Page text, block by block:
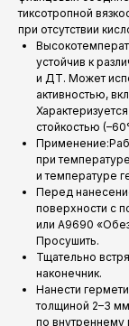
тиксотропной
при отсутствии
устойчив к
и ДТ. Может
активностью,
стойкостью
при
и температуре
Перед
поверхности с
или A9690
Просушить.
Тщательно
наконечник.
Нанести
толщиной 2–3
по внутреннему